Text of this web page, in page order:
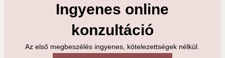
Ingyenes online
konzultáció
Az első megbeszélés ingyenes, kötelezettségek nélkül.